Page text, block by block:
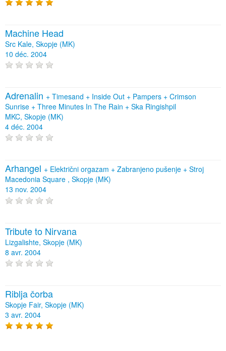
Machine Head
Src Kale, Skopje (MK)
10 déc. 2004
Adrenalin + Timesand + Inside Out + Pampers + Crimson
Sunrise + Three Minutes In The Rain + Ska Ringishpil
MKC, Skopje (MK)
4 déc. 2004
Arhangel + Električni orgazam + Zabranjeno pušenje + Stroj
Macedonia Square , Skopje (MK)
13 nov. 2004
Tribute to Nirvana
Lizgalishte, Skopje (MK)
8 avr. 2004
Riblja čorba
Skopje Fair, Skopje (MK)
3 avr. 2004